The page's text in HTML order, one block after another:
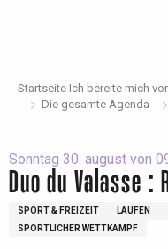
Startseite Ich bereite mich vor
Die gesamte Agenda
Sonntag 30. august von
Duo du Valasse :
SPORT & FREIZEIT LAUFEN
SPORTLICHER WETTKAMPF